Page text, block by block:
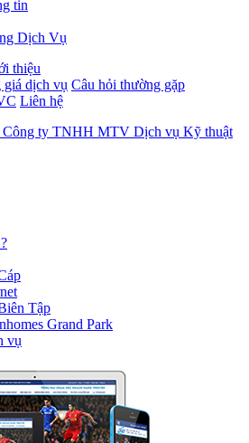
tin
Dịch Vụ
thiệu
giá dịch vụ Câu hỏi thường gặp
Liên hệ
Công ty TNHH MTV Dịch vụ Kỹ thuật
Tập
Grand Park
vụ